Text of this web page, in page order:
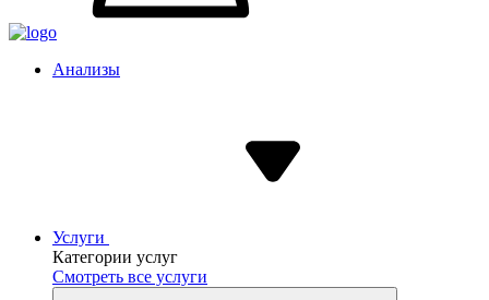
Анализы
Услуги
Категории услуг
Смотреть все услуги